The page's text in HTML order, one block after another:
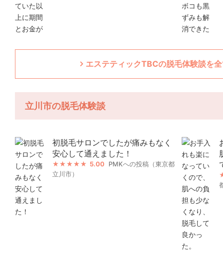
エステティックTBCの脱毛体験談を
立川市の脱毛体験談
初脱毛サロンでしたが痛みもなく
安心して通えました！
5.00 PMKへの投稿（東京都
立川市）